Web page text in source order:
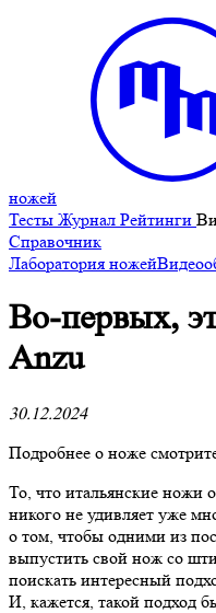
ножей
Тесты Журнал Рейтинги
Справочник
Лаборатория ножей
Во-первых,
Anzu
30.12.2024
Подробнее о ноже
То, что итальянские ножи
никого не удивляет уже
о том, чтобы одними из
выпустить свой нож со
поискать интересный
И, кажется, такой подход